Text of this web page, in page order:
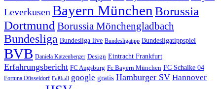
Leverkusen Bayern München Borussia
Dortmund Borussia Mönchengladbach
Bundesliga Bundesliga live Bundesligatipp Bundesligatippspiel
BVB Daniela Katzenberger Design Eintracht Frankfurt
Erfahrungsbericht FC Augsburg Fc Bayern München FC Schalke 04
Fortuna Düsseldorf Fußball google gratis Hamburger SV Hannover